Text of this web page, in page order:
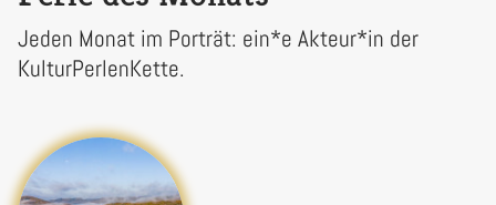
Jeden Monat im Porträt: ein*e Akteur*in der
KulturPerlenKette.